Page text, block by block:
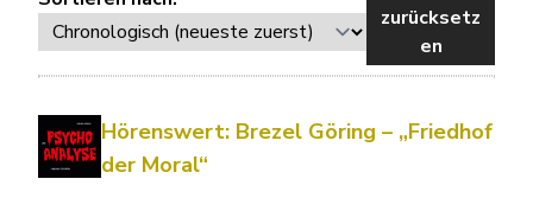
zurücksetz
en
Hörenswert: Brezel Göring – „Friedhof
der Moral“